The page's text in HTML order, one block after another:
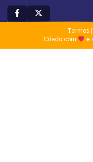
Termos|
Criado com
e